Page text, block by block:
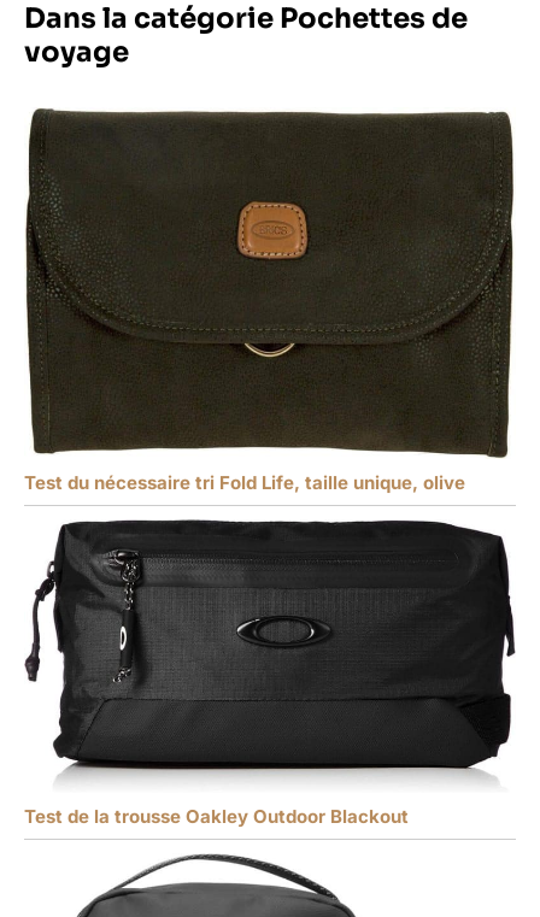
Dans la catégorie Pochettes de
voyage
Test du nécessaire tri Fold Life, taille unique, olive
Test de la trousse Oakley Outdoor Blackout